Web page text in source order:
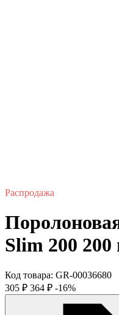
Распродажа
Slim 200
Код товара: GR-00036680
305 ₽ 364 ₽ -16%